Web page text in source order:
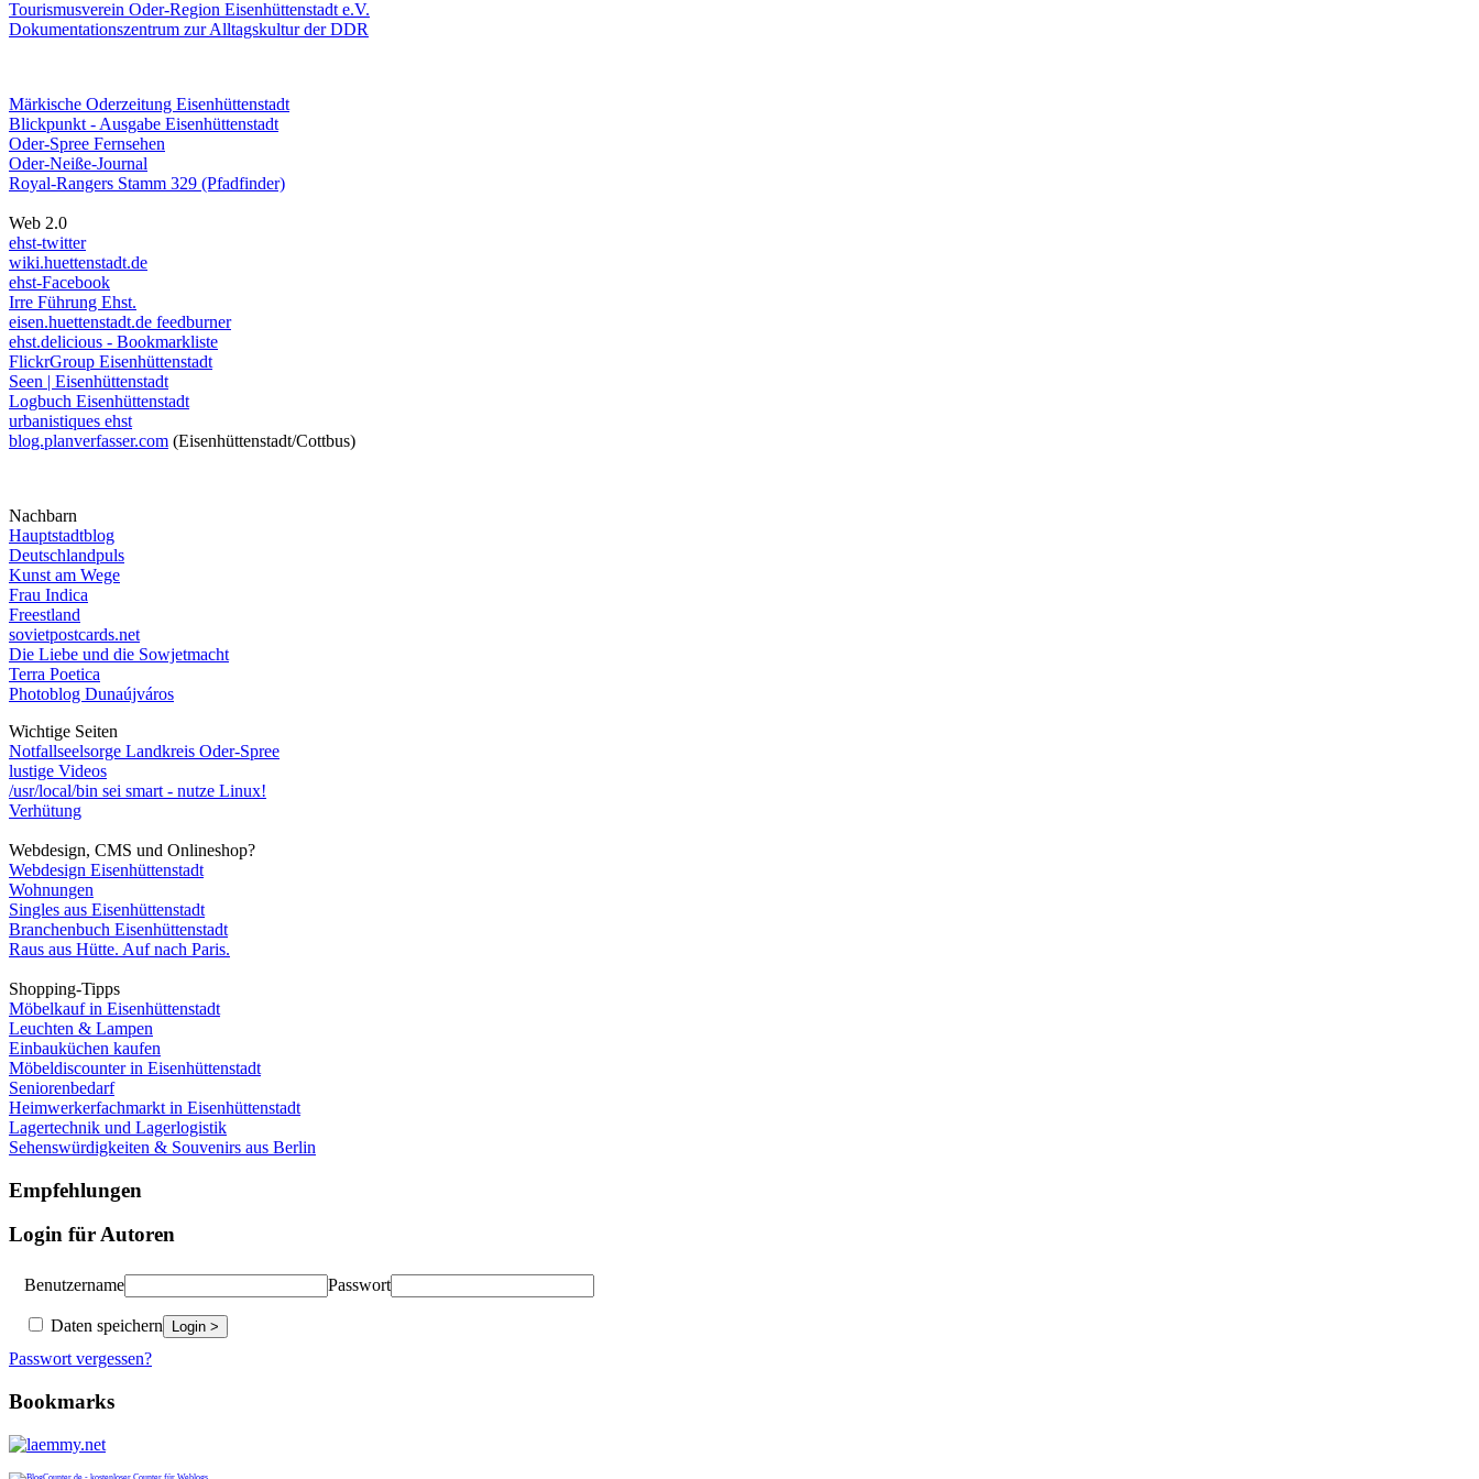
Tourismusverein Oder-Region Eisenhüttenstadt e.V.
Dokumentationszentrum zur Alltagskultur der DDR
Märkische Oderzeitung Eisenhüttenstadt
Blickpunkt - Ausgabe Eisenhüttenstadt
Oder-Spree Fernsehen
Oder-Neiße-Journal
Royal-Rangers Stamm 329 (Pfadfinder)
Web 2.0
ehst-twitter
wiki.huettenstadt.de
ehst-Facebook
Irre Führung Ehst.
eisen.huettenstadt.de feedburner
ehst.delicious - Bookmarkliste
FlickrGroup Eisenhüttenstadt
Seen | Eisenhüttenstadt
Logbuch Eisenhüttenstadt
urbanistiques ehst
blog.planverfasser.com (Eisenhüttenstadt/Cottbus)
Nachbarn
Hauptstadtblog
Deutschlandpuls
Kunst am Wege
Frau Indica
Freestland
sovietpostcards.net
Die Liebe und die Sowjetmacht
Terra Poetica
Photoblog Dunaújváros
Wichtige Seiten
Notfallseelsorge Landkreis Oder-Spree
lustige Videos
/usr/local/bin sei smart - nutze Linux!
Verhütung
Webdesign, CMS und Onlineshop?
Webdesign Eisenhüttenstadt
Wohnungen
Singles aus Eisenhüttenstadt
Branchenbuch Eisenhüttenstadt
Raus aus Hütte. Auf nach Paris.
Shopping-Tipps
Möbelkauf in Eisenhüttenstadt
Leuchten & Lampen
Einbauküchen kaufen
Möbeldiscounter in Eisenhüttenstadt
Seniorenbedarf
Heimwerkerfachmarkt in Eisenhüttenstadt
Lagertechnik und Lagerlogistik
Sehenswürdigkeiten & Souvenirs aus Berlin
Empfehlungen
Login für Autoren
Benutzername Passwort
Daten speichern
Passwort vergessen?
Bookmarks